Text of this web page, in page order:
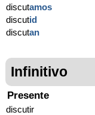
discutamos
discutid
discutan
Infinitivo
Presente
discutir